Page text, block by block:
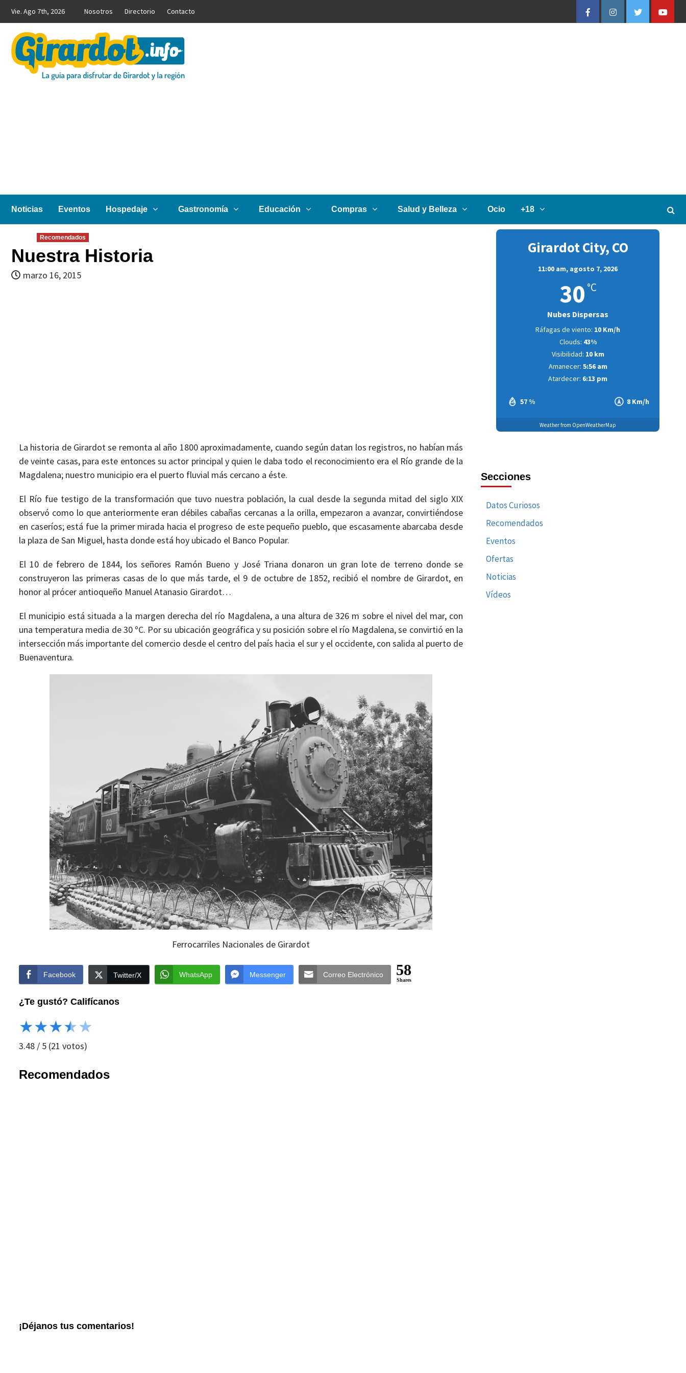
contenido
Vie. Ago 7th, 2026 Nosotros Directorio Contacto FacebookInstagramTwitterYoutube
Noticias Eventos Hospedaje Gastronomía Educación Compras Salud y Belleza Ocio +18
Recomendados
Nuestra Historia
marzo 16, 2015
La historia de Girardot se remonta al año 1800 aproximadamente, cuando según datan los registros, no habían más
de veinte casas, para este entonces su actor principal y quien le daba todo el reconocimiento era el Río grande de la
Magdalena; nuestro municipio era el puerto fluvial más cercano a éste.
El Río fue testigo de la transformación que tuvo nuestra población, la cual desde la segunda mitad del siglo XIX
observó como lo que anteriormente eran débiles cabañas cercanas a la orilla, empezaron a avanzar, convirtiéndose
en caseríos; está fue la primer mirada hacia el progreso de este pequeño pueblo, que escasamente abarcaba desde
la plaza de San Miguel, hasta donde está hoy ubicado el Banco Popular.
El 10 de febrero de 1844, los señores Ramón Bueno y José Triana donaron un gran lote de terreno donde se
construyeron las primeras casas de lo que más tarde, el 9 de octubre de 1852, recibió el nombre de Girardot, en
honor al prócer antioqueño Manuel Atanasio Girardot…
El municipio está situada a la margen derecha del río Magdalena, a una altura de 326 m sobre el nivel del mar, con
una temperatura media de 30 ºC. Por su ubicación geográfica y su posición sobre el río Magdalena, se convirtió en la
intersección más importante del comercio desde el centro del país hacia el sur y el occidente, con salida al puerto de
Buenaventura.
Ferrocarriles Nacionales de Girardot
Facebook Twitter/X WhatsApp Messenger Correo Electrónico 58
Shares
¿Te gustó? Califícanos
★★★★★
3.48 / 5 (21 votos)
Recomendados
¡Déjanos tus comentarios!
Girardot City, CO
11:00 am, agosto 7, 2026
30 °C
Nubes Dispersas
57 % 8 Km/h
Ráfagas de viento: 10 Km/h
Clouds: 43%
Visibilidad: 10 km
Amanecer: 5:56 am
Atardecer: 6:13 pm
Weather from OpenWeatherMap
Secciones
Datos Curiosos
Recomendados
Eventos
Ofertas
Noticias
Vídeos